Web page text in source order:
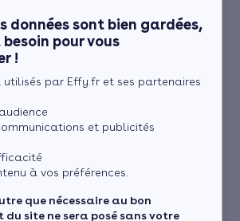
données sont bien gardées,
pour vous
!
utilisés par Effy.fr et ses partenaires
et publicités
à vos préférences.
que nécessaire au bon
site ne sera posé sans votre
Rejoignez-nous Presse
Murs
Sols
perd
hiver, et
qu’ailleurs